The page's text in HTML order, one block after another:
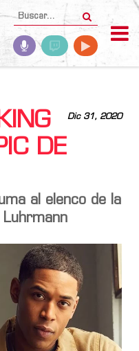
Dic 31, 2020
DE
al elenco de la